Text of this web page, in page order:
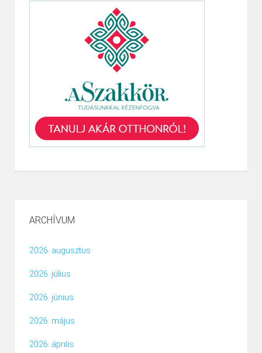
ARCHÍVUM
2026. augusztus
2026. július
2026. június
2026. május
2026. április